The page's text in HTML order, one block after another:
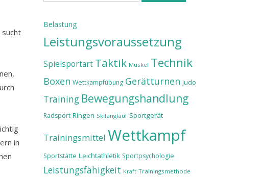
sucht
in
Belastung
Leistungsvoraussetzung
Spielsportart Taktik Muskel Technik
Boxen Wettkampfübung Gerätturnen Judo
Training Bewegungshandlung
Radsport Ringen Skilanglauf Sportgerät
Trainingsmittel Wettkampf
Sportstätte Leichtathletik Sportpsychologie
Leistungsfähigkeit Kraft Trainingsmethode